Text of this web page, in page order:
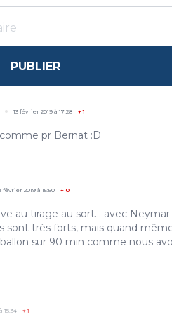
PUBLIER
13 février 2019 à 17:28 +1
pr Bernat :D
février 2019 à 15:50 + 0
au tirage au sort... avec
sont très forts, mais quand
sur 90 min comme nous
15:34 +1